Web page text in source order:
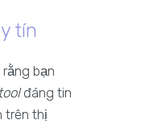
tín
bạn
đáng tin
trên thị